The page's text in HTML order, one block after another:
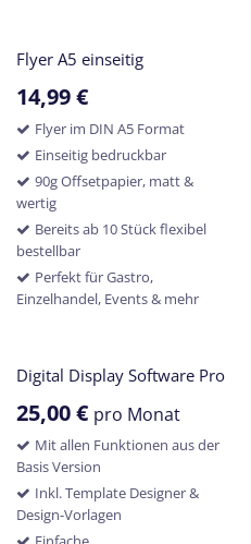
Flyer A5 einseitig
14,99€
Flyer im DIN A5 Format
Einseitig bedruckbar
90g Offsetpapier, matt &
wertig
Bereits ab 10 Stück flexibel
bestellbar
Perfekt für Gastro,
Einzelhandel, Events & mehr
Digital Display Software Pro
25,00€ pro Monat
Mit allen Funktionen aus der
Basis Version
Inkl. Template Designer &
Design-Vorlagen